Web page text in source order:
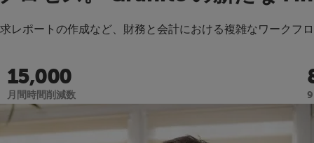
レポートの作成など、財務と会計における複雑なワークフ
15,000
月間時間削減数